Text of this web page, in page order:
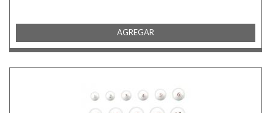
AGREGAR